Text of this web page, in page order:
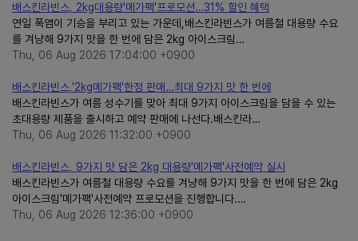
배스킨라빈스, 2kg대용량'메가팩'프로모션…31% 할인 혜택
연일 폭염이 기승을 부리고 있는 가운데,배스킨라빈스가 여름철 대용량 수요
를 겨냥해 9가지 맛을 한 번에 담은 2kg 아이스크림…
Thu, 06 Aug 2026 17:04:00 +0900
배스킨라빈스,'2kg메가팩'한정 판매…최대 9가지 맛 한 번에
배스킨라빈스가 여름 성수기를 맞아 최대 9가지 아이스크림을 담을 수 있는
초대용량 제품을 출시하고 예약 판매에 나선다.배스킨라…
Thu, 06 Aug 2026 11:32:00 +0900
배스킨라빈스, 9가지 맛 담은 2kg 대용량'메가팩'사전예약 실시
배스킨라빈스가 여름철 대용량 수요를 겨냥해 9가지 맛을 한 번에 담은 2kg
아이스크림'메가팩'사전예약 프로모션을 진행합니다.…
Thu, 06 Aug 2026 12:36:00 +0900